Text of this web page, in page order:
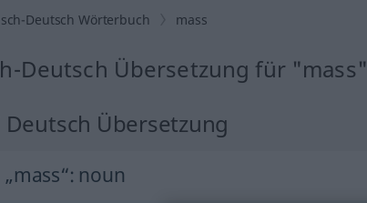
Deutsch Wörterbuch mass
Deutsch Übersetzung für "mass"
Übersetzung
„mass“: noun